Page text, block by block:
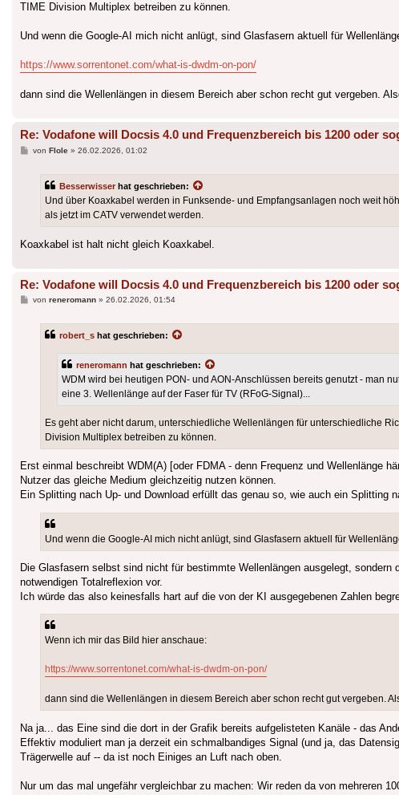
TIME Division Multiplex betreiben zu können.
Und wenn die Google-AI mich nicht anlügt, sind Glasfasern aktuell für
https://www.sorrentonet.com/what-is-dwdm-on-pon/
dann sind die Wellenlängen in diesem Bereich aber schon recht gut vergeben.
Re: Vodafone will Docsis 4.0 und Frequenzbereich bis 1200 oder
Beitrag
von Flole» 26.02.2026, 01:02
Besserwisser hat geschrieben:
Und über Koaxkabel werden in Funksende- und Empfangsanlagen noch weit
als jetzt im CATV verwendet werden.
Koaxkabel ist halt nicht gleich Koaxkabel.
Re: Vodafone will Docsis 4.0 und Frequenzbereich bis 1200 oder
Beitrag
von reneromann» 26.02.2026, 01:54
robert_s hat geschrieben:
reneromann hat geschrieben:
WDM wird bei heutigen PON- und AON-Anschlüssen bereits genutzt - man
eine 3. Wellenlänge auf der Faser für TV (RFoG-Signal)...
Es geht aber nicht darum, unterschiedliche Wellenlängen für unterschiedliche
Division Multiplex betreiben zu können.
Erst einmal beschreibt WDM(A) [oder FDMA - denn Frequenz und Wellenlänge
Nutzer das gleiche Medium gleichzeitig nutzen können.
Ein Splitting nach Up- und Download erfüllt das genau so, wie auch ein
Und wenn die Google-AI mich nicht anlügt, sind Glasfasern aktuell für
Die Glasfasern selbst sind nicht für bestimmte Wellenlängen ausgelegt,
notwendigen Totalreflexion vor.
Ich würde das also keinesfalls hart auf die von der KI ausgegebenen Zahlen
Wenn ich mir das Bild hier anschaue:
https://www.sorrentonet.com/what-is-dwdm-on-pon/
dann sind die Wellenlängen in diesem Bereich aber schon recht gut vergeben.
Na ja... das Eine sind die dort in der Grafik bereits aufgelisteten Kanäle - das
Effektiv moduliert man ja derzeit ein schmalbandiges Signal (und ja, das
Trägerwelle auf -- da ist noch Einiges an Luft nach oben.
Nur um das mal ungefähr vergleichbar zu machen: Wir reden da von mehreren